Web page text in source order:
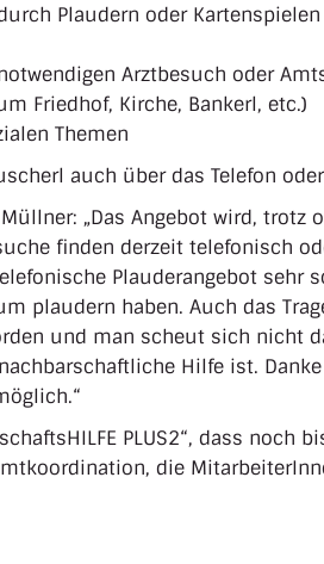
Plaudern oder
Arztbesuch oder
Friedhof, Kirche, Bankerl, etc.)
Themen
auch über das Telefon
„Das Angebot wird,
finden derzeit telefonisch
Plauderangebot
plaudern haben. Auch das
und man scheut sich nicht
Hilfe ist.
PLUS2“, dass noch
die